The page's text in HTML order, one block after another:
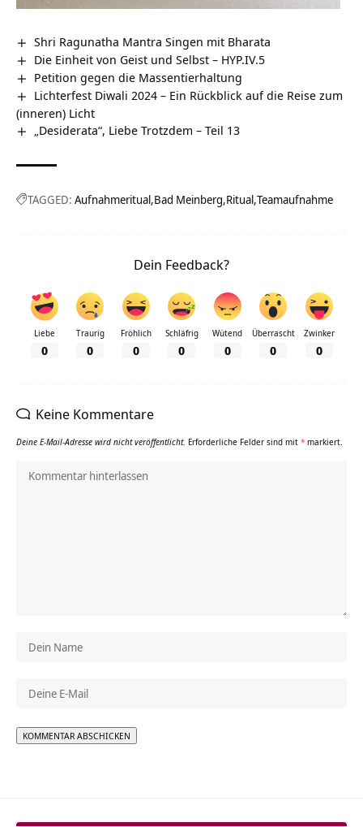
Shri Ragunatha Mantra Singen mit Bharata
Die Einheit von Geist und Selbst – HYP.IV.5
Petition gegen die Massentierhaltung
Lichterfest Diwali 2024 – Ein Rückblick auf die Reise zum
(inneren) Licht
„Desiderata“, Liebe Trotzdem – Teil 13
TAGGED: Aufnahmeritual Bad Meinberg Ritual Teamaufnahme
Dein Feedback?
Liebe
0
Traurig
0
Fröhlich
0
Schläfrig
0
Wütend
0
Überrascht
0
Zwinker
0
Keine Kommentare
Deine E-Mail-Adresse wird nicht veröffentlicht. Erforderliche Felder sind mit * markiert.